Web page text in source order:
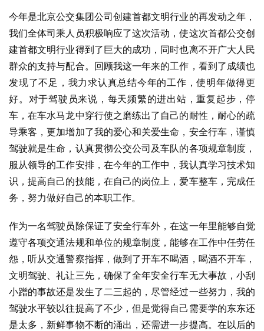
今年是北京公交集团公司创建首都文明行业的再发动之年，
我们全体司乘人员积极响应了这次活动，使这次首都公交创
建首都文明行业得到了巨大的成功，同时也离不开广大人民
群众的支持与配合。回顾我这一年来的工作，看到了成绩也
发现了不足，我力求认真总结今年的工作，使明年做得更
好。对于驾驶员来说，每天频繁的进出站，重复起步，停
车，在车水马龙中穿行使之磨练出了自己的耐性，耐心的疏
导乘客，更加增加了我的爱心和关爱生命，安全行车，谨慎
驾驶就是生命，认真贯彻公交公司及车队的各项规章制度，
服从领导的工作安排，在今年的工作中，我认真学习技术知
识，提高自己的技能，在自己的岗位上，爱车整车，完成任
务，努力做好自己的本职工作。
作为一名驾驶员除保证了安全行车外，在这一年里能够自觉
遵守各项交通法规和单位的规章制度，能够在工作中任劳任
怨，听从交通警察指挥，做到了开车不喝酒，喝酒不开车，
文明驾驶、礼让三先，确保了全年安全行车无大事故，小刮
小蹭的事故还是发生了二三起的，尽管经过一些努力，我的
驾驶水平较以往提高了不少，但是觉得自己需要学的东东还
是太多，新鲜事物不断的涌出，还需进一步提高。在以后的